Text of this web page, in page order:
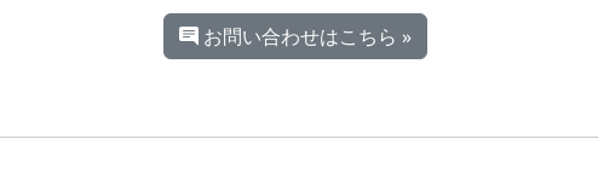
お問い合わせはこちら »